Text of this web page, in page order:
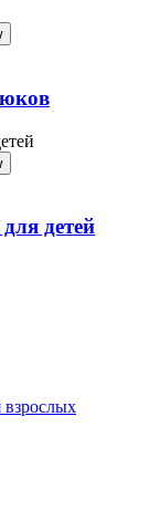
детей
взрослых